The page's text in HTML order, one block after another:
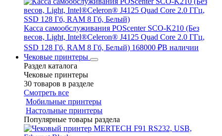
Касса самообслуживания POScenter SCO-K210 (Без
весов, Light, Intel®Celeron® J4125 Quad Core 2.0 ГГц,
SSD 128 Гб, RAM 8 Гб, Белый) 168000 ₽В наличии
Чековые принтеры
Раздел каталога
Чековые принтеры
30 товаров в разделе
Смотреть все
Мобильные принтеры
Настольные принтеры
Популярные товары раздела